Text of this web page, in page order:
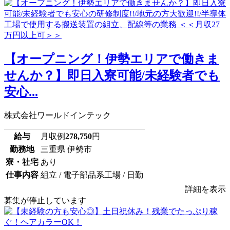
【オープニング！伊勢エリアで働きま
せんか？】即日入寮可能/未経験者でも
安心...
株式会社ワールドインテック
給与 月収例278,750円
勤務地
三重県 伊勢市
寮・社宅 あり
仕事内容 組立 / 電子部品系工場 / 日勤
詳細を表示
募集が停止しています